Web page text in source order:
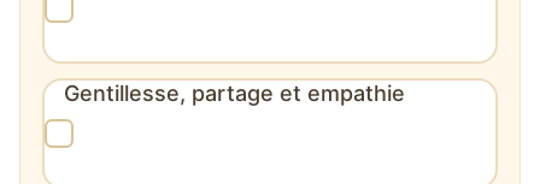
Gentillesse, partage et empathie